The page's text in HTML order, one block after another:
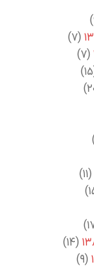
(۷)
(۷)
(۱۱)
(۱۴)
(۹)